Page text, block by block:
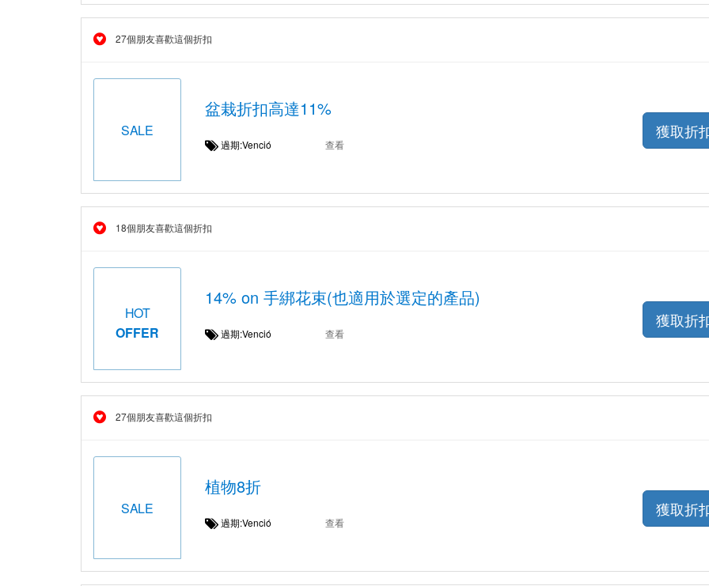
27個朋友喜歡這個折扣
SALE
盆栽折扣高達11%
過期:Venció 查看
獲取折
18個朋友喜歡這個折扣
HOT
OFFER
14% on 手綁花束(也適用於選定的產品)
過期:Venció 查看
獲取折
27個朋友喜歡這個折扣
SALE
植物8折
過期:Venció 查看
獲取折